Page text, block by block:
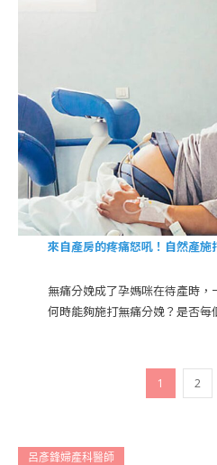
來自產房的疼痛怒吼！自然產施
無痛分娩成了孕媽咪在待產時
何時能夠施打無痛分娩？是否每
1 2
呂彥鋒婦產科醫師